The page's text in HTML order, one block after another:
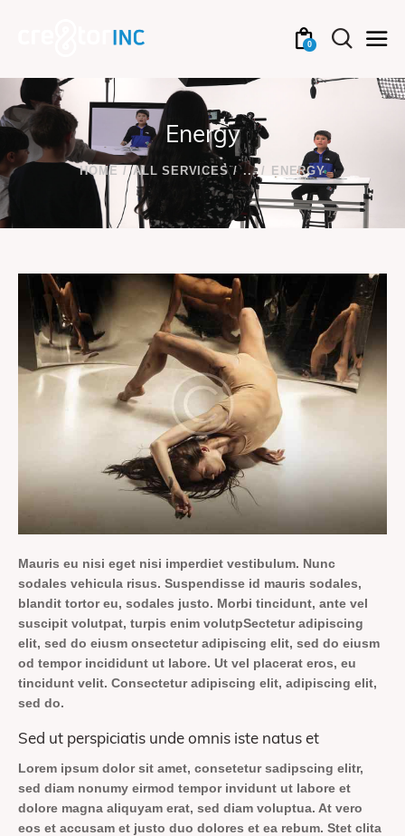
0
Energy
HOME ALL SERVICES ... ENERGY
Mauris eu nisi eget nisi imperdiet vestibulum. Nunc
sodales vehicula risus. Suspendisse id mauris sodales,
blandit tortor eu, sodales justo. Morbi tincidunt, ante vel
suscipit volutpat, turpis enim volutpSectetur adipiscing
elit, sed do eiusm onsectetur adipiscing elit, sed do eiusm
od tempor incididunt ut labore. Ut vel placerat eros, eu
tincidunt velit. Consectetur adipiscing elit, adipiscing elit,
sed do.
Sed ut perspiciatis unde omnis iste natus et
Lorem ipsum dolor sit amet, consetetur sadipscing elitr,
sed diam nonumy eirmod tempor invidunt ut labore et
dolore magna aliquyam erat, sed diam voluptua. At vero
eos et accusam et justo duo dolores et ea rebum. Stet clita